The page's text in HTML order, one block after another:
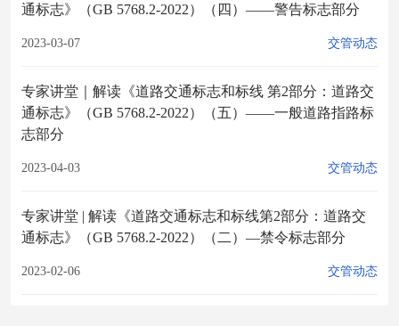
通标志》（GB 5768.2-2022）（四）——警告标志部分
2023-03-07 交管动态
专家讲堂｜解读《道路交通标志和标线 第2部分：道路交
通标志》（GB 5768.2-2022）（五）——一般道路指路标
志部分
2023-04-03 交管动态
专家讲堂 | 解读《道路交通标志和标线第2部分：道路交
通标志》（GB 5768.2-2022）（二）—禁令标志部分
2023-02-06 交管动态